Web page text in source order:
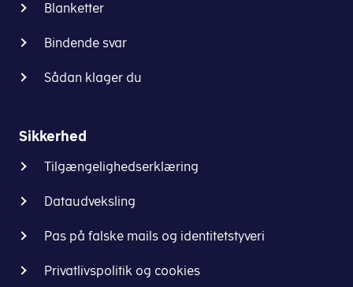
Blanketter
Bindende svar
Sådan klager du
Sikkerhed
Tilgængelighedserklæring
Dataudveksling
Pas på falske mails og identitetstyveri
Privatlivspolitik og cookies